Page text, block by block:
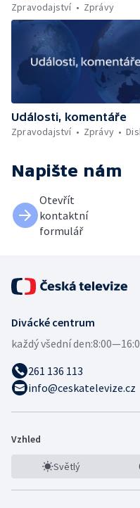
Zpravodajství
Zprávy
Události, komentáře
Zpravodajství
Zprávy
Napište nám
Otevřít
kontaktní
formulář
Divácké centrum
každý všední den:
261 136 113
info@ceskatelevize.cz
Vzhled
Světlý